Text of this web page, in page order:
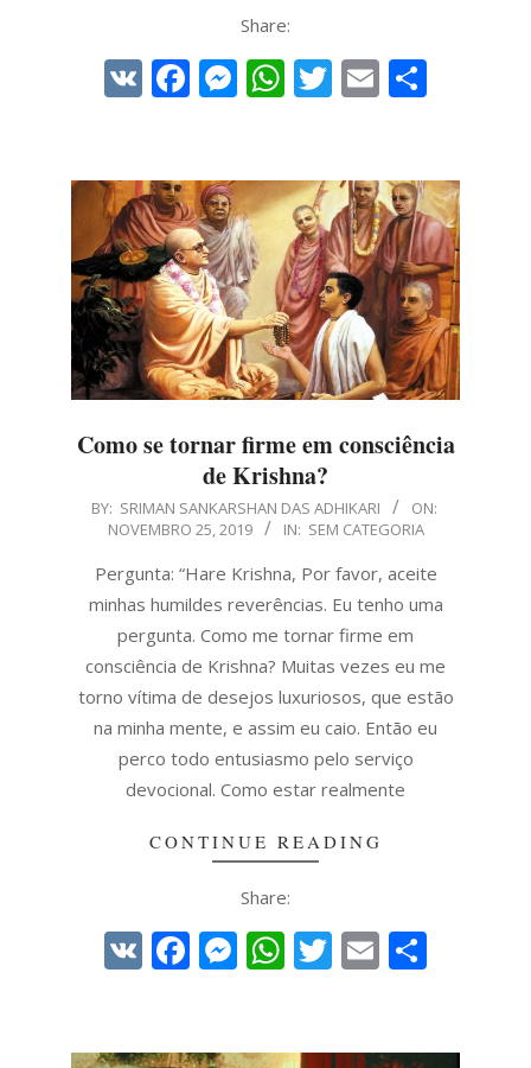
Share:
VK Facebook
Messenger
WhatsApp
Twitter
Email
Como se tornar firme em consciência
de Krishna?
2019-
BY: SRIMAN SANKARSHAN DAS ADHIKARI
ON:
NOVEMBRO 25, 2019
IN: SEM CATEGORIA
Pergunta: “Hare Krishna, Por favor, aceite
minhas humildes reverências. Eu tenho uma
pergunta. Como me tornar firme em
consciência de Krishna? Muitas vezes eu me
torno vítima de desejos luxuriosos, que estão
na minha mente, e assim eu caio. Então eu
perco todo entusiasmo pelo serviço
devocional. Como estar realmente
CONTINUE READING
Share:
VK Facebook
Messenger
WhatsApp
Twitter
Email